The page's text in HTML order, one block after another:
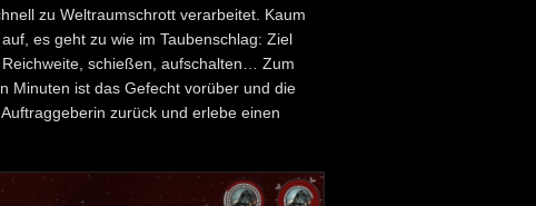
zu Weltraumschrott verarbeitet. Kaum
es geht zu wie im Taubenschlag: Ziel
schießen, aufschalten… Zum
Minuten ist das Gefecht vorüber und die
zurück und erlebe einen